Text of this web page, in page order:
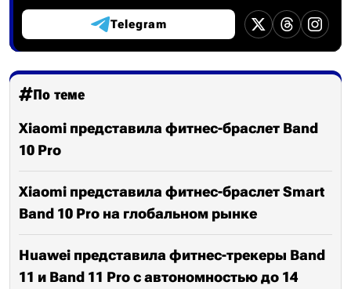
Telegram
По теме
Xiaomi представила фитнес-браслет Band
10 Pro
Xiaomi представила фитнес-браслет Smart
Band 10 Pro на глобальном рынке
Huawei представила фитнес-трекеры Band
11 и Band 11 Pro с автономностью до 14